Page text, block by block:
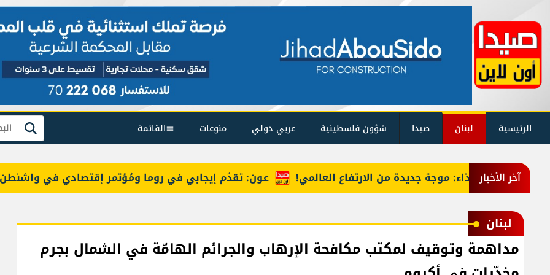
الرئيسية لبنان صيدا شؤون فلسطينية عربي دولي منوعات القائمة بحث
آخر الأخبار عون: تقدّم إيجابي في روما ومُؤتمر إقتصادي في واشنطن أسعار الغذاء: موجة جديدة من الارتفاع العالمي!
لبنان
مداهمة وتوقيف لمكتب مكافحة الإرهاب والجرائم الهامّة في الشمال بجرم